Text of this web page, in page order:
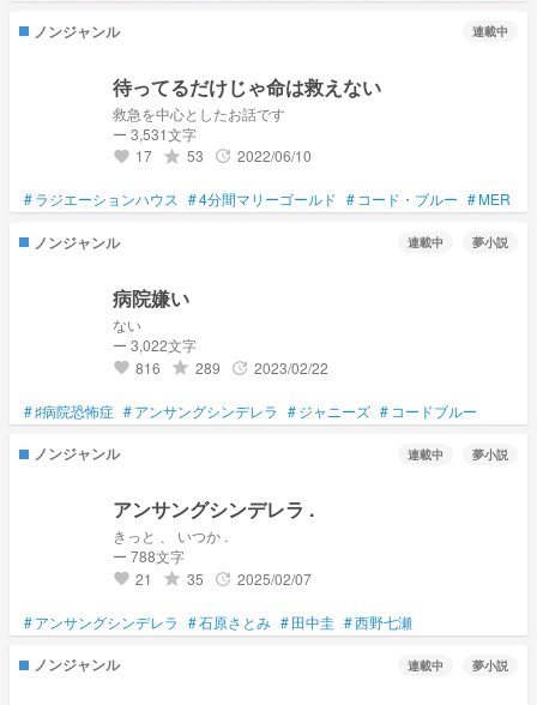
ノンジャンル 連載中
待ってるだけじゃ命は救えない
救急を中心としたお話です
ー 3,531文字
favorite 17 grade 53 update 2022/06/10
#ラジエーションハウス #4分間マリーゴールド #コード・ブルー #MER
ノンジャンル 連載中 夢小説
病院嫌い
ない
ー 3,022文字
favorite 816 grade 289 update 2023/02/22
#♯病院恐怖症 #アンサングシンデレラ #ジャニーズ # コードブルー
ノンジャンル 連載中 夢小説
アンサングシンデレラ .
きっと 、 いつか .
ー 788文字
favorite 21 grade 35 update 2025/02/07
#アンサングシンデレラ #石原さとみ #田中圭 #西野七瀬
ノンジャンル 連載中 夢小説